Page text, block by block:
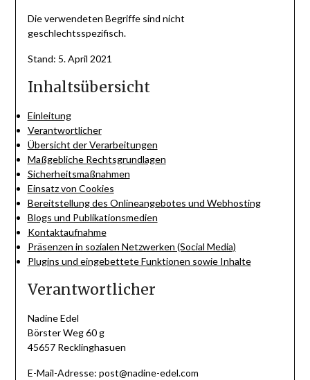
Die verwendeten Begriffe sind nicht
geschlechtsspezifisch.
Stand: 5. April 2021
Inhaltsübersicht
Einleitung
Verantwortlicher
Übersicht der Verarbeitungen
Maßgebliche Rechtsgrundlagen
Sicherheitsmaßnahmen
Einsatz von Cookies
Bereitstellung des Onlineangebotes und Webhosting
Blogs und Publikationsmedien
Kontaktaufnahme
Präsenzen in sozialen Netzwerken (Social Media)
Plugins und eingebettete Funktionen sowie Inhalte
Verantwortlicher
Nadine Edel
Börster Weg 60 g
45657 Recklinghasuen
E-Mail-Adresse: post@nadine-edel.com